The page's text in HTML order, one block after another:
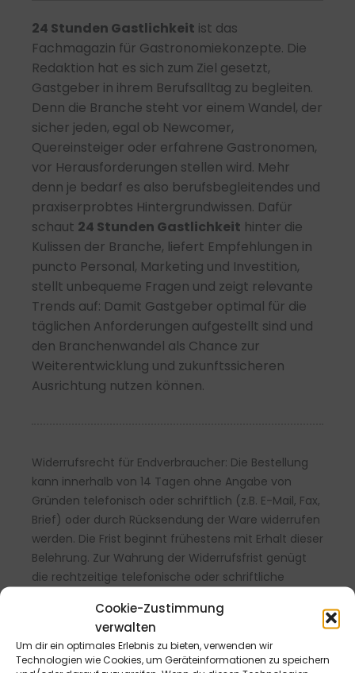
Cookie-Zustimmung
verwalten
Um dir ein optimales Erlebnis zu bieten, verwenden wir
Technologien wie Cookies, um Geräteinformationen zu speichern
Menge
24 Stunden Gastlichkeit ist das
Fachmagazin für Gastronomiekonzepte. Die
Redaktion hat es sich zum Ziel gesetzt,
Gastgeber in ihrem Berufsalltag zu begleiten.
Denn die Branche steht vor einem Wandel, der
sicher jeden, egal ob Newcomer,
Quereinsteiger oder erfahrene Gastronomen,
vor Herausforderungen stellen wird. Mehr
denn je bedarf es also berufsbegleitendes und
praxiserprobtes Hintergrundwissen. Dafür
schaut 24 Stunden Gastlichkeit hinter die
Kulissen der Branche, liefert Empfehlungen in
puncto Personal, Marketing und Investition,
stellt unbequeme Fragen und zeigt relevante
Trends auf: Damit Gastgeber optimal für die
täglichen Anforderungen aufgestellt sind und
den Branchenwandel als Chance zur
Weiterentwicklung und zukunftssicheren
Ausrichtung nutzen können.
Widerrufsrecht für Endverbraucher: Die Bestellung
kann innerhalb von 14 Tagen ohne Angabe von
Gründen telefonisch oder schriftlich (z.B. E-Mail, Fax,
Brief) oder durch Rücksendung der Ware widerrufen
werden. Die Frist beginnt frühestens mit Erhalt dieser
Belehrung. Zur Wahrung der Widerrufsfrist genügt
die rechtzeitige telefonische oder schriftliche
MedienGesellschaft mbH & Co. KG., Max-Volmer-
Straße 28, 40724 Hilden, Tel.: 02103/204-0, E-Mail:
info@blmedien.de. Weitere Informationen sowie ein